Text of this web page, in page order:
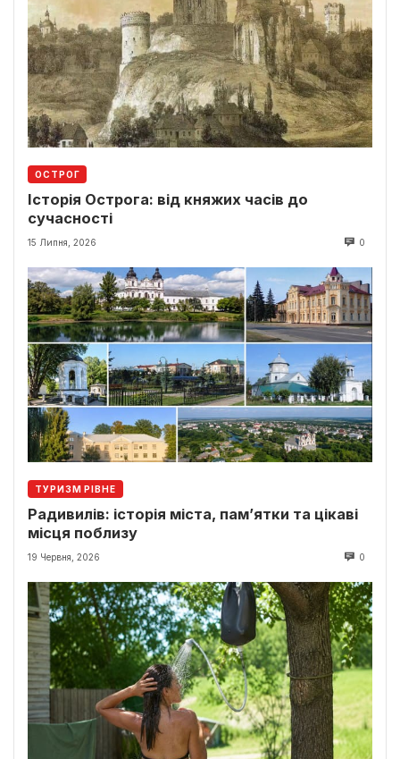
ОСТРОГ
Історія Острога: від княжих часів до
сучасності
15 Липня, 2026 0
ТУРИЗМ РІВНЕ
Радивилів: історія міста, пам’ятки та цікаві
місця поблизу
19 Червня, 2026 0